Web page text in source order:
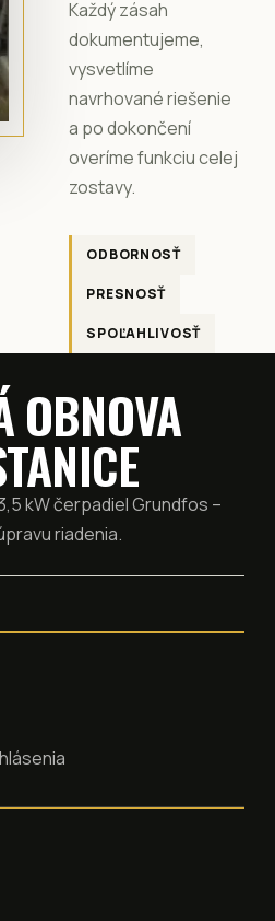
Každý zásah
dokumentujeme,
vysvetlíme
navrhované riešenie
a po dokončení
overíme funkciu celej
zostavy.
ODBORNOSŤ
PRESNOSŤ
SPOĽAHLIVOSŤ
OBNOVA
kW čerpadiel Grundfos –
riadenia.